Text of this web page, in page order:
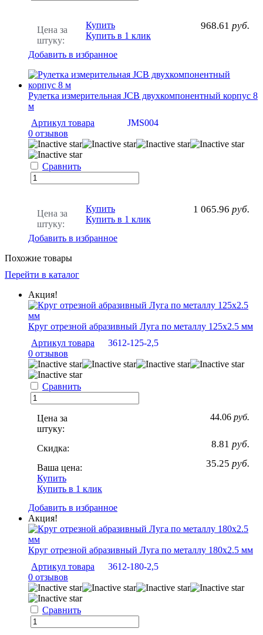
Цена за
штуку:
968.61 руб.
Купить
Купить в 1 клик
Добавить в избранное
Рулетка измерительная JCB двухкомпонентный корпус 8
м
Артикул товара
JMS004
0 отзывов
Сравнить
Цена за
штуку:
1 065.96 руб.
Купить
Купить в 1 клик
Добавить в избранное
Похожие товары
Перейти в каталог
Акция!
Круг отрезной абразивный Луга по металлу 125х2.5 мм
Артикул товара
3612-125-2,5
0 отзывов
Сравнить
Цена за
штуку:
44.06 руб.
Скидка: 8.81 руб.
Ваша цена: 35.25 руб.
Купить
Купить в 1 клик
Добавить в избранное
Акция!
Круг отрезной абразивный Луга по металлу 180х2.5 мм
Артикул товара
3612-180-2,5
0 отзывов
Сравнить